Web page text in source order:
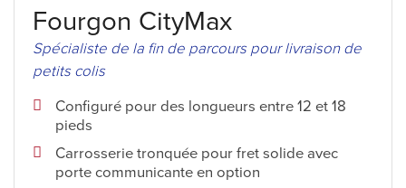
Fourgon CityMax
Spécialiste de la fin de parcours pour livraison de
petits colis
Configuré pour des longueurs entre 12 et 18
pieds
Carrosserie tronquée pour fret solide avec
porte communicante en option